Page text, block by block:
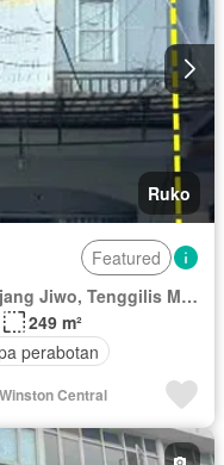
Ruko
Featured
Panjang Jiwo Permai, RW 05, Panjang Jiwo, Tenggilis Mejoyo, Surabaya, Jawa Timur
249 m²
perabotan
Central